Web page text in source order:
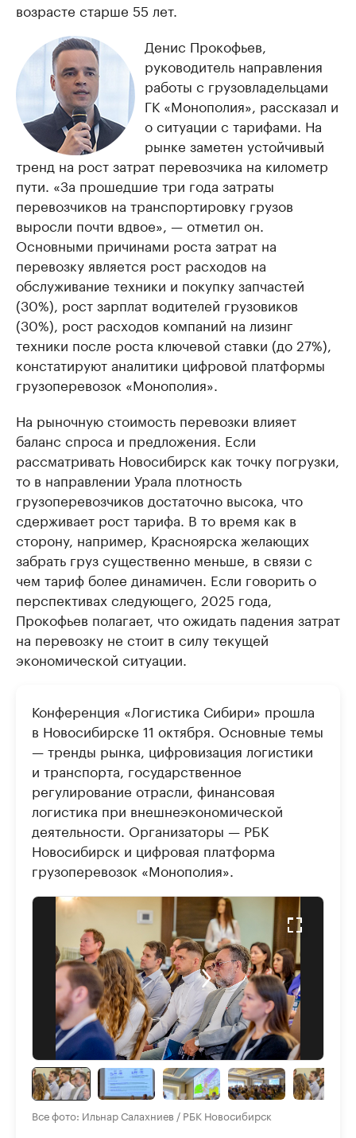
возрасте старше 55 лет.
Денис Прокофьев,
руководитель направления
работы с грузовладельцами
ГК «Монополия», рассказал и
о ситуации с тарифами. На
рынке заметен устойчивый
тренд на рост затрат перевозчика на километр
пути. «За прошедшие три года затраты
перевозчиков на транспортировку грузов
выросли почти вдвое», — отметил он.
Основными причинами роста затрат на
перевозку является рост расходов на
обслуживание техники и покупку запчастей
(30%), рост зарплат водителей грузовиков
(30%), рост расходов компаний на лизинг
техники после роста ключевой ставки (до 27%),
констатируют аналитики цифровой платформы
грузоперевозок «Монополия».
На рыночную стоимость перевозки влияет
баланс спроса и предложения. Если
рассматривать Новосибирск как точку погрузки,
то в направлении Урала плотность
грузоперевозчиков достаточно высока, что
сдерживает рост тарифа. В то время как в
сторону, например, Красноярска желающих
забрать груз существенно меньше, в связи с
чем тариф более динамичен. Если говорить о
перспективах следующего, 2025 года,
Прокофьев полагает, что ожидать падения затрат
на перевозку не стоит в силу текущей
экономической ситуации.
Конференция «Логистика Сибири» прошла
в Новосибирске 11 октября. Основные темы
— тренды рынка, цифровизация логистики
и транспорта, государственное
регулирование отрасли, финансовая
логистика при внешнеэкономической
деятельности. Организаторы — РБК
Новосибирск и цифровая платформа
грузоперевозок «Монополия».
Все фото: Ильнар Салахниев / РБК Новосибирск